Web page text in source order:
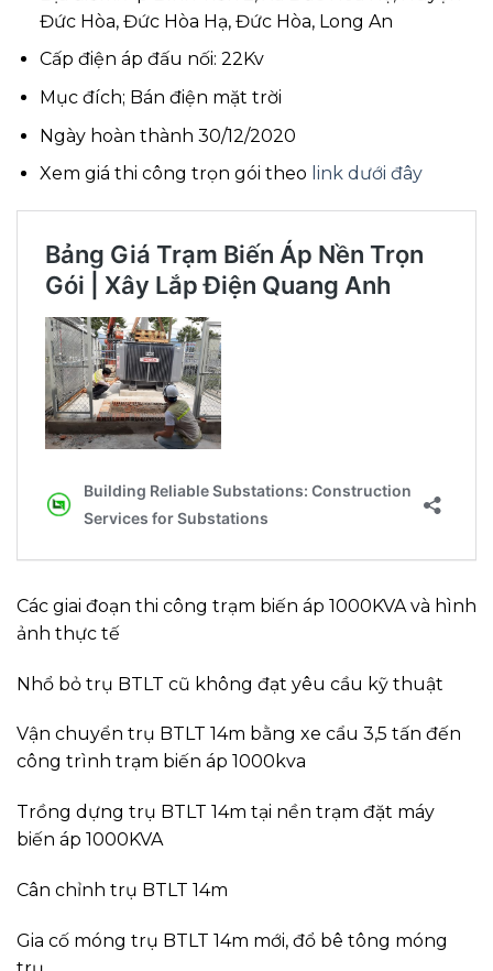
Đức Hòa, Đức Hòa Hạ, Đức Hòa, Long An
Cấp điện áp đấu nối: 22Kv
Mục đích; Bán điện mặt trời
Ngày hoàn thành 30/12/2020
Xem giá thi công trọn gói theo link dưới đây
Các giai đoạn thi công trạm biến áp 1000KVA và hình
ảnh thực tế
Nhổ bỏ trụ BTLT cũ không đạt yêu cầu kỹ thuật
Vận chuyển trụ BTLT 14m bằng xe cẩu 3,5 tấn đến
công trình trạm biến áp 1000kva
Trồng dựng trụ BTLT 14m tại nền trạm đặt máy
biến áp 1000KVA
Cân chỉnh trụ BTLT 14m
Gia cố móng trụ BTLT 14m mới, đổ bê tông móng